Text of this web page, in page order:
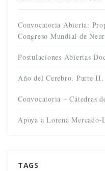
Convocatoria Abierta:
Congreso Mundial de
Postulaciones Abiertas
Año del Cerebro. Parte
Convocatoria – Cátedras
Apoya a Lorena Mercado-
TAGS